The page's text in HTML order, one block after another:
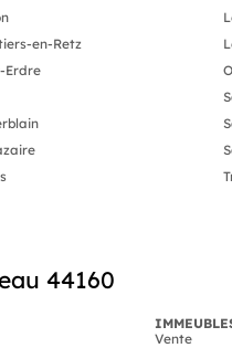
en-Retz
Erdre
44160
Vente